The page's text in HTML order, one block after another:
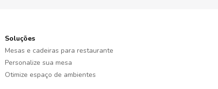
Soluções
Mesas e cadeiras para restaurante
Personalize sua mesa
Otimize espaço de ambientes